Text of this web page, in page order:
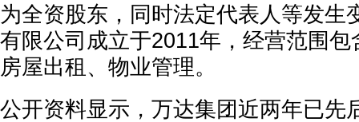
为全资股东，同时法定代表人等发生
有限公司成立于2011年，经营范围
房屋出租、物业管理。
公开资料显示，万达集团近两年已先